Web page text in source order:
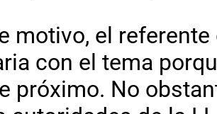
motivo, el
con el tema
próximo. No